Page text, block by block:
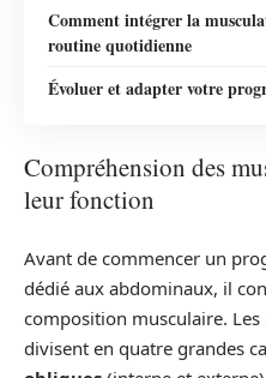
Comment intégrer la
routine quotidienne
Évoluer et adapter votre
Compréhension des
leur fonction
Avant de commencer un
dédié aux abdominaux, il
composition musculaire.
divisent en quatre grandes